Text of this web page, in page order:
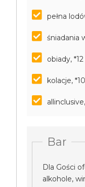
pełna
śniadania
obiady,
kolacje,
Bar
Dla Gości
alkohole,